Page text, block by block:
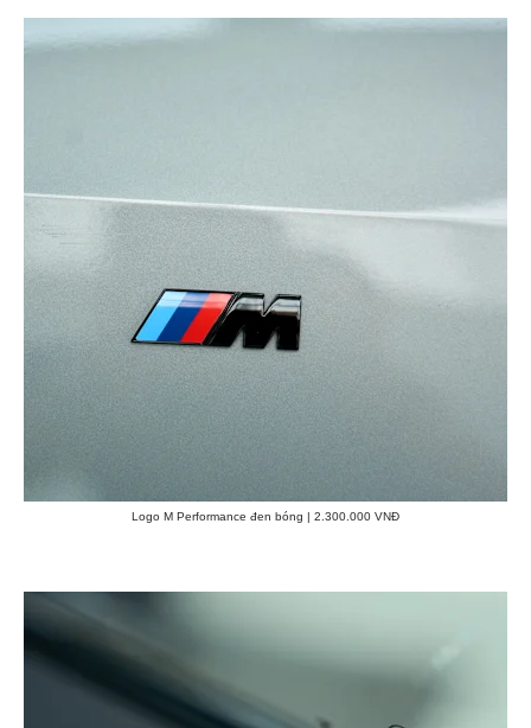
Logo M Performance đen bóng | 2.300.000 VNĐ